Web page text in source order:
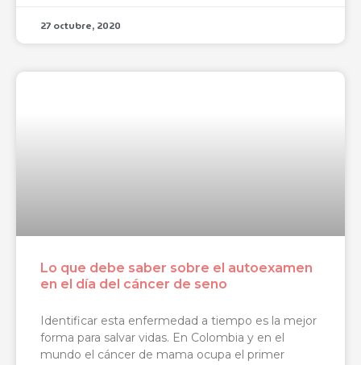
27 octubre, 2020
Lo que debe saber sobre el autoexamen
en el día del cáncer de seno
Identificar esta enfermedad a tiempo es la mejor
forma para salvar vidas. En Colombia y en el
mundo el cáncer de mama ocupa el primer